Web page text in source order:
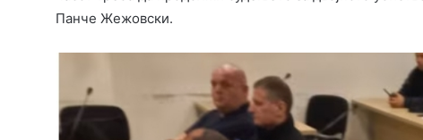
Панче Жежовски.